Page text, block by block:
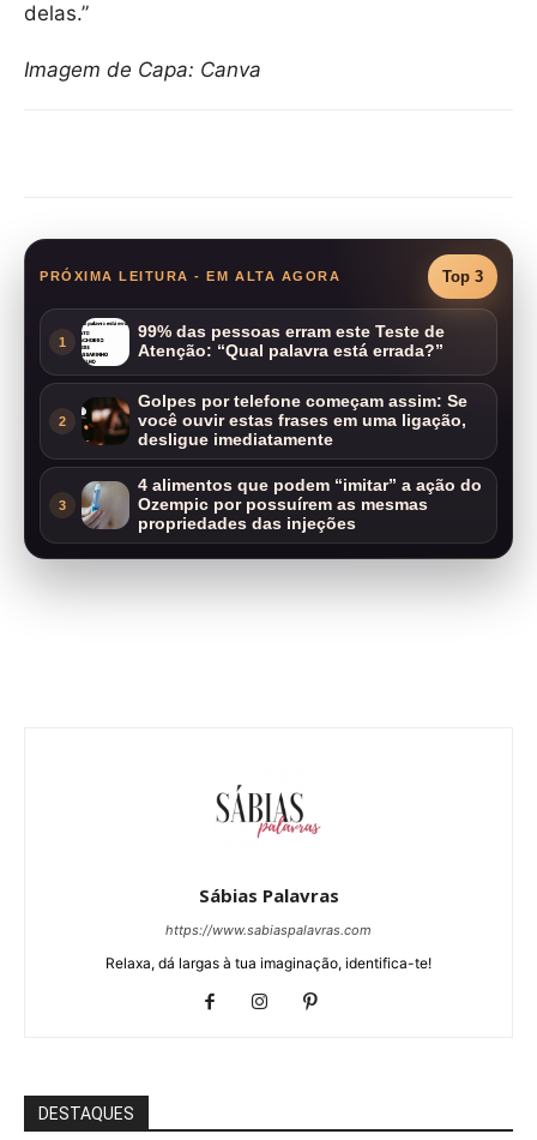
delas.”
Imagem de Capa: Canva
PRÓXIMA LEITURA - EM ALTA AGORA Top 3
1
99% das pessoas erram este Teste de
Atenção: “Qual palavra está errada?”
2
Golpes por telefone começam assim: Se
você ouvir estas frases em uma ligação,
desligue imediatamente
3
4 alimentos que podem “imitar” a ação do
Ozempic por possuírem as mesmas
propriedades das injeções
Sábias Palavras
https://www.sabiaspalavras.com
Relaxa, dá largas à tua imaginação, identifica-te!
DESTAQUES